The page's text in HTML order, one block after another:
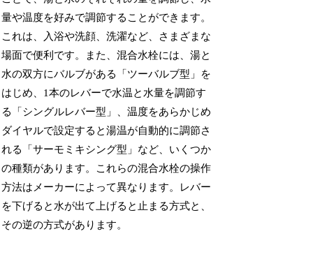
量や温度を好みで調節することができます。
これは、入浴や洗顔、洗濯など、さまざまな
場面で便利です。また、混合水栓には、湯と
水の双方にバルブがある「ツーバルブ型」を
はじめ、1本のレバーで水温と水量を調節す
る「シングルレバー型」、温度をあらかじめ
ダイヤルで設定すると湯温が自動的に調節さ
れる「サーモミキシング型」など、いくつか
の種類があります。これらの混合水栓の操作
方法はメーカーによって異なります。レバー
を下げると水が出て上げると止まる方式と、
その逆の方式があります。